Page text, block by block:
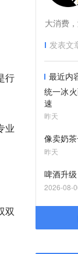
行
业
双
大消费
发表文
最近内
统一冰
速
昨天
像卖奶
昨天
啤酒升
2026-08-